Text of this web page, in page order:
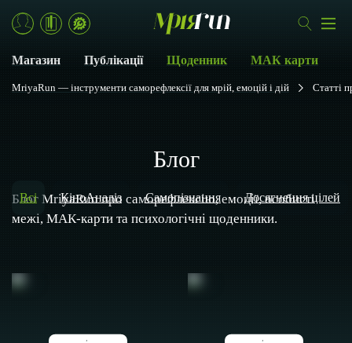
Блог
Блог MriyaRun про саморефлексію, емоції, особисті
межі, МАК-карти та психологічні щоденники.
Всі КіноАналіз Самопізнання Досягнення цілей
Магазин Публікації Щоденник МАК карти
MriyaRun — інструменти саморефлексії для мрій, емоцій і дій Статті